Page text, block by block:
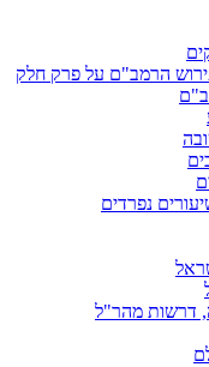
הרמב"ם על פרק חלק
נפרדים
דרשות מהר"ל